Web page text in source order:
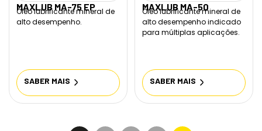
MAXLUB MA-75 EP
Óleo lubrificante mineral de
alto desempenho.
SABER MAIS
MAXLUB MA-50
Óleo lubrificante mineral de
alto desempenho indicado
para múltiplas aplicações.
SABER MAIS